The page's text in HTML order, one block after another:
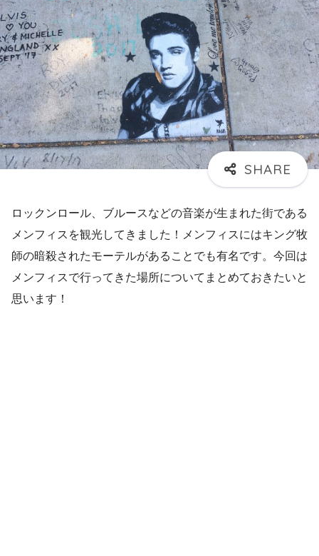
ロックンロール、ブルースなどの音楽が生まれた街である
メンフィスを観光してきました！メンフィスにはキング牧
師の暗殺されたモーテルがあることでも有名です。今回は
メンフィスで行ってきた場所についてまとめておきたいと
思います！